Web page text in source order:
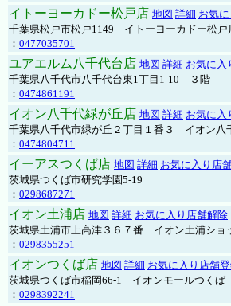
イトーヨーカドー松戸店 地図 詳細 お気
千葉県松戸市松戸1149 イトーヨーカドー松戸
： 0477035701
ユアエルム八千代台店 地図 詳細 お気に入
千葉県八千代市八千代台東1丁目1-10 ３階
： 0474861191
イオン八千代緑が丘店 地図 詳細 お気に入
千葉県八千代市緑が丘２丁目１番３ イオン八
： 0474804711
イーアスつくば店 地図 詳細 お気に入り店
茨城県つくば市研究学園5-19
： 0298687271
イオン土浦店 地図 詳細 お気に入り店舗解除
茨城県土浦市上高津３６７番 イオン土浦ショ
： 0298355251
イオンつくば店 地図 詳細 お気に入り店舗
茨城県つくば市稲岡66-1 イオンモールつく
： 0298392241